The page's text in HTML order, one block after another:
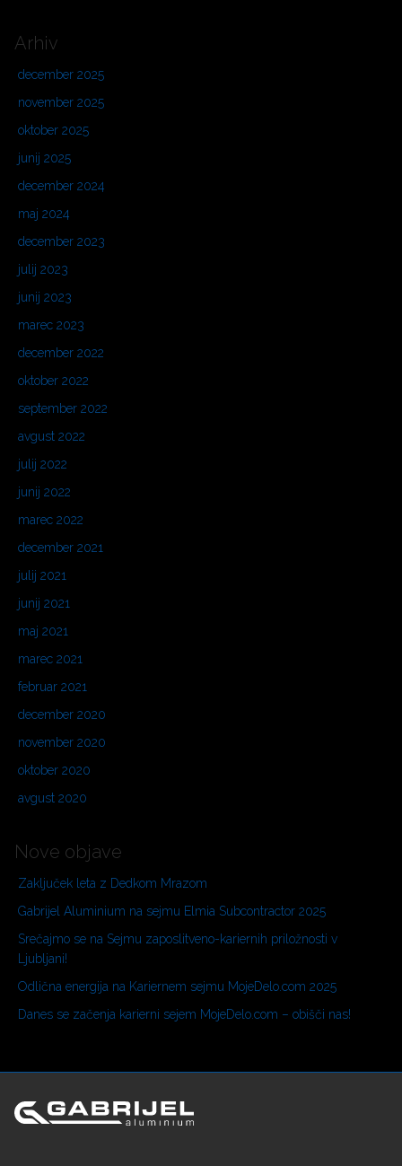
Arhiv
december 2025
november 2025
oktober 2025
junij 2025
december 2024
maj 2024
december 2023
julij 2023
junij 2023
marec 2023
december 2022
oktober 2022
september 2022
avgust 2022
julij 2022
junij 2022
marec 2022
december 2021
julij 2021
junij 2021
maj 2021
marec 2021
februar 2021
december 2020
november 2020
oktober 2020
avgust 2020
Nove objave
Zaključek leta z Dedkom Mrazom
Gabrijel Aluminium na sejmu Elmia Subcontractor 2025
Srečajmo se na Sejmu zaposlitveno-kariernih priložnosti v
Ljubljani!
Odlična energija na Kariernem sejmu MojeDelo.com 2025
Danes se začenja karierni sejem MojeDelo.com – obišči nas!